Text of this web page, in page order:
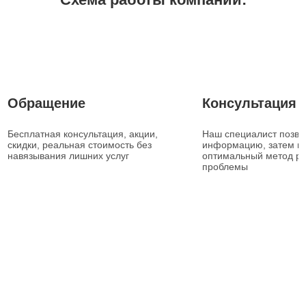
Обращение
Бесплатная консультация, акции,
скидки, реальная стоимость без
навязывания лишних услуг
Консультация
Наш специалист
информацию, затем
оптимальный метод
проблемы